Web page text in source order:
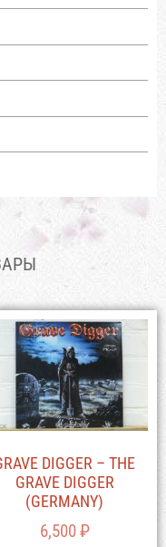
DIGGER – THE
GRAVE DIGGER
(GERMANY)
6,500₽